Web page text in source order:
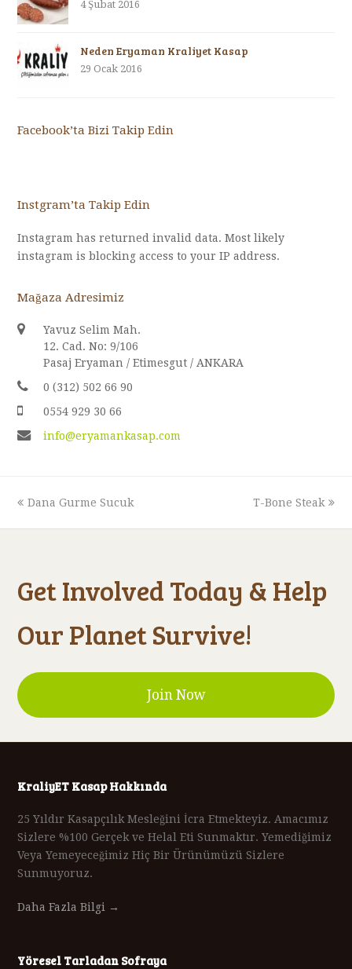
4 Şubat 2016
Neden Eryaman Kraliyet Kasap
29 Ocak 2016
Facebook’ta Bizi Takip Edin
Instgram’ta Takip Edin
Instagram has returned invalid data. Most likely
instagram is blocking access to your IP address.
Mağaza Adresimiz
Yavuz Selim Mah.
12. Cad. No: 9/106
Pasaj Eryaman / Etimesgut / ANKARA
0 (312) 502 66 90
0554 929 30 66
info@eryamankasap.com
previous
Dana Gurme Sucuk
next
T-Bone Steak
Get Involved Today & Help
Our Planet Survive!
Join Now
KraliyET Kasap Hakkında
25 Yıldır Kasapçılık Mesleğini İcra Etmekteyiz. Amacımız
Sizlere %100 Gerçek ve Helal Eti Sunmaktır. Yemediğimiz
Veya Yemeyeceğimiz Hiç Bir Ürünümüzü Sizlere
Sunmuyoruz.
Daha Fazla Bilgi →
Yöresel Tarladan Sofraya